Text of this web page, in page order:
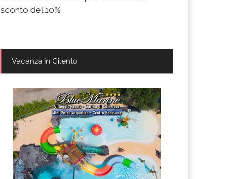
sconto del 10%
Vacanza in Cilento